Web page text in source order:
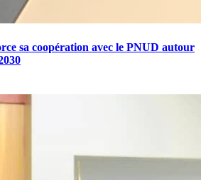
sa coopération avec le PNUD autour